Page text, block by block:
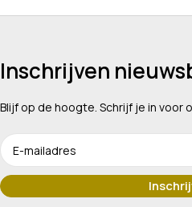
Inschrijven
Blijf op de hoogte. Schrijf je in voor